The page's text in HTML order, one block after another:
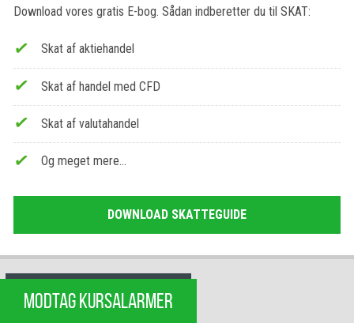
Download vores gratis E-bog. Sådan indberetter du til SKAT:
Skat af aktiehandel
Skat af handel med CFD
Skat af valutahandel
Og meget mere…
DOWNLOAD SKATTEGUIDE
MODTAG KURSALARMER